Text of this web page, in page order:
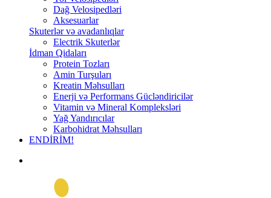
Dağ Velosipedləri
Aksesuarlar
Skuterlər və avadanlıqlar
Electrik Skuterlər
İdman Qidaları
Protein Tozları
Amin Turşuları
Kreatin Məhsulları
Enerji və Performans Gücləndiricilər
Vitamin və Mineral Kompleksləri
Yağ Yandırıcılar
Karbohidrat Məhsulları
ENDİRİM!